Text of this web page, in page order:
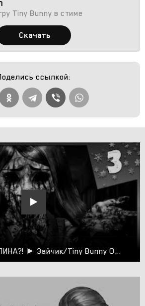
Tiny Bunny в стиме
Скачать
ссылкой:
ЧТО С ТОБОЙ, ПОЛИНА?! ► Зайчик/Tiny Bunny Оковы Тьмы #3